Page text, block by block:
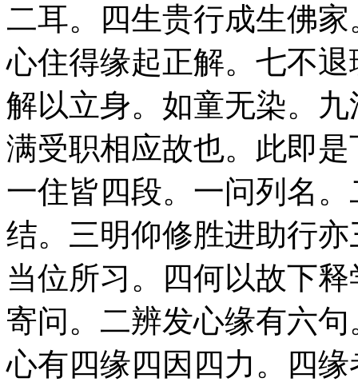
二耳。四生贵行成生佛
心住得缘起正解。七不
解以立身。如童无染。
满受职相应故也。此即
一住皆四段。一问列名
结。三明仰修胜进助行
当位所习。四何以故下
寄问。二辨发心缘有六
心有四缘四因四力。四